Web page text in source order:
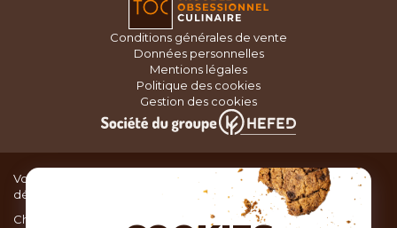
Conditions générales de vente
Données personnelles
Mentions légales
Politique des cookies
Gestion des cookies
Vous recherchez du matériel de cuisine pour concocter de
délicieux plats ou des pâtisseries dignes d’un grand chef ?
Chez TOC, boutique d’ustensiles de cuisine, nous vous